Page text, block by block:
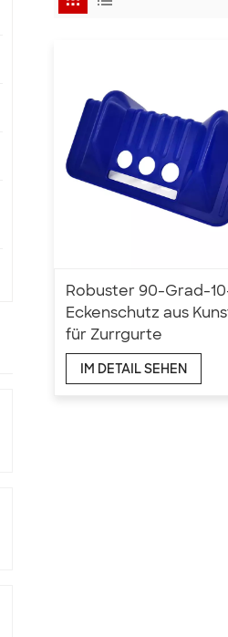
Robuster 90-Grad-
Eckenschutz aus
für Zurrgurte
IM DETAIL SEHEN